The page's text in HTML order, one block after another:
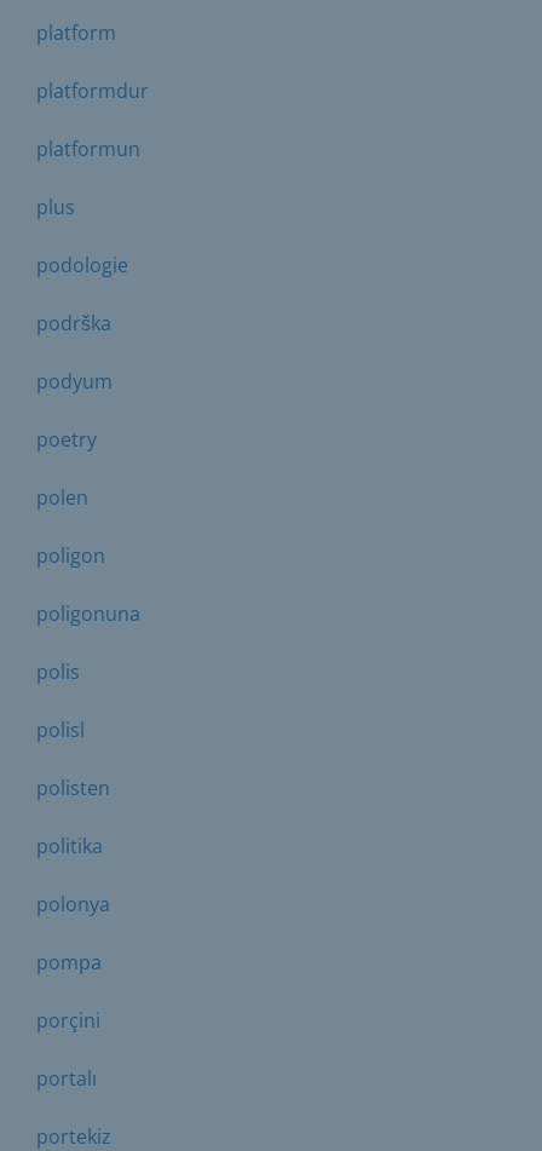
platform
platformdur
platformun
plus
podologie
podrška
podyum
poetry
polen
poligon
poligonuna
polis
polisl
polisten
politika
polonya
pompa
porçini
portalı
portekiz